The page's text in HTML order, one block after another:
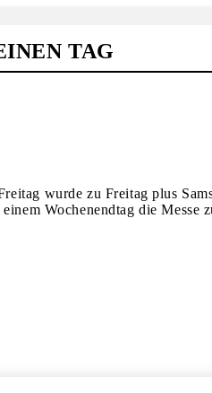
TAG
wurde zu Freitag plus
Wochenendtag die